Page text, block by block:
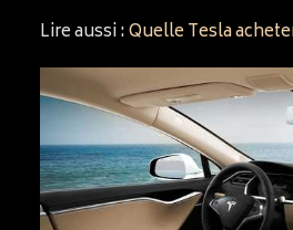
Lire aussi :Quelle Tesla